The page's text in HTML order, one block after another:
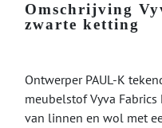
Omschrijving
zwarte ketting
Ontwerper PAUL-K
meubelstof Vyva
van linnen en wol met